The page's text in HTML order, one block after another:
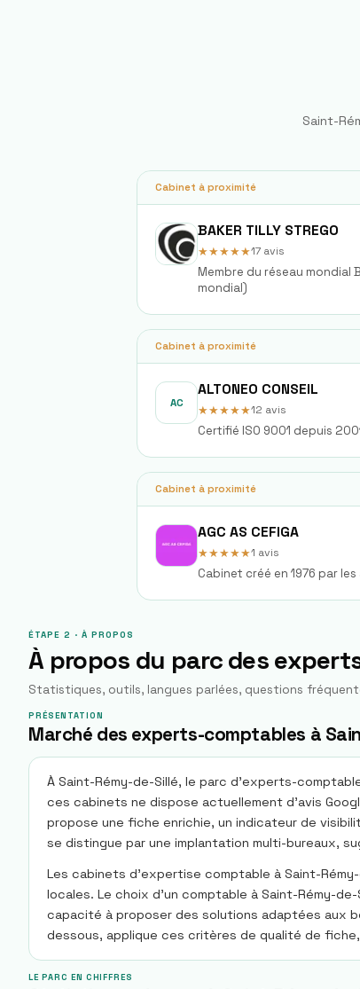
Saint-
Cabinet à proximité
BAKER TILLY STREGO
★★★★★17 avis
Membre du réseau mondial
mondial)
Cabinet à proximité
AC
ALTONEO CONSEIL
★★★★★12 avis
Certifié ISO 9001 depuis
Cabinet à proximité
AGC AS CEFIGA
★★★★★1 avis
Cabinet créé en 1976 par
ÉTAPE 2 · À PROPOS
À propos du parc des
Statistiques, outils, langues parlées, questions
PRÉSENTATION
Marché des experts-comptables à
À Saint-Rémy-de-Sillé, le parc d’experts-
ces cabinets ne dispose actuellement d’avis
propose une fiche enrichie, un indicateur de
se distingue par une implantation multi-bureaux,
Les cabinets d’expertise comptable à Saint-
locales. Le choix d’un comptable à Saint-Rémy-
capacité à proposer des solutions adaptées aux
dessous, applique ces critères de qualité de
LE PARC EN CHIFFRES